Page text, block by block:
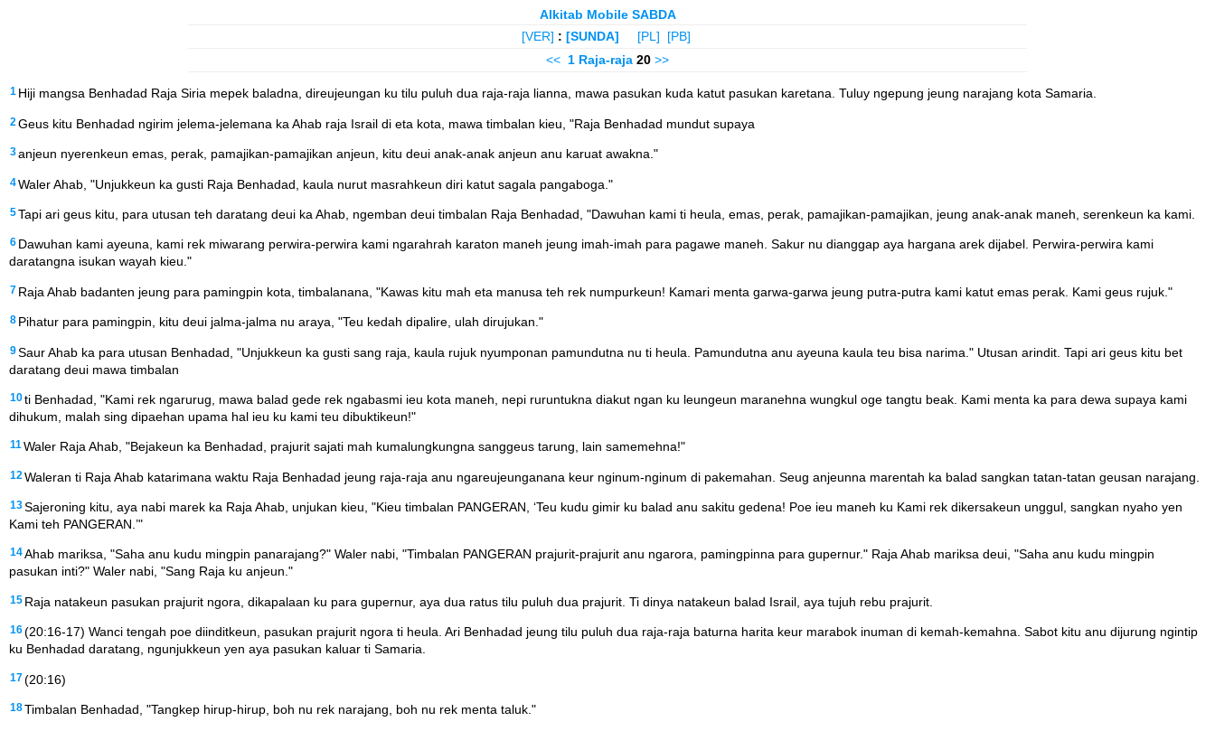
Alkitab Mobile SABDA
[VER] : [SUNDA] [PL]
[PB]
<< 1 Raja-raja 20 >>
1 Hiji mangsa Benhadad Raja Siria mepek baladna, direujeungan ku tilu puluh dua raja-raja lianna, mawa pasukan kuda katut pasukan karetana. Tuluy ngepung jeung narajang kota Samaria.
2 Geus kitu Benhadad ngirim jelema-jelemana ka Ahab raja Israil di eta kota, mawa timbalan kieu, "Raja Benhadad mundut supaya
3anjeun nyerenkeun emas, perak, pamajikan-pamajikan anjeun, kitu deui anak-anak anjeun anu karuat awakna."
4Waler Ahab, "Unjukkeun ka gusti Raja Benhadad, kaula nurut masrahkeun diri katut sagala pangaboga."
5Tapi ari geus kitu, para utusan teh daratang deui ka Ahab, ngemban deui timbalan Raja Benhadad, "Dawuhan kami ti heula, emas, perak, pamajikan-pamajikan, jeung anak-anak maneh, serenkeun ka kami.
6 Dawuhan kami ayeuna, kami rek miwarang perwira-perwira kami ngarahrah karaton maneh jeung imah-imah para pagawe maneh. Sakur nu dianggap aya hargana arek dijabel. Perwira-perwira kami
daratangna isukan wayah kieu."
7 Raja Ahab badanten jeung para pamingpin kota, timbalanana, "Kawas kitu mah eta manusa teh rek numpurkeun! Kamari menta garwa-garwa jeung putra-putra kami katut emas perak. Kami geus rujuk."
8 Pihatur para pamingpin, kitu deui jalma-jalma nu araya, "Teu kedah dipalire, ulah dirujukan."
9Saur Ahab ka para utusan Benhadad, "Unjukkeun ka gusti sang raja, kaula rujuk nyumponan pamundutna nu ti heula. Pamundutna anu ayeuna kaula teu bisa narima." Utusan arindit. Tapi ari geus kitu bet
daratang deui mawa timbalan
10ti Benhadad, "Kami rek ngarurug, mawa balad gede rek ngabasmi ieu kota maneh, nepi ruruntukna diakut ngan ku leungeun maranehna wungkul oge tangtu beak. Kami menta ka para dewa supaya kami
dihukum, malah sing dipaehan upama hal ieu ku kami teu dibuktikeun!"
11 Waler Raja Ahab, "Bejakeun ka Benhadad, prajurit sajati mah kumalungkungna sanggeus tarung, lain samemehna!"
12 Waleran ti Raja Ahab katarimana waktu Raja Benhadad jeung raja-raja anu ngareujeunganana keur nginum-nginum di pakemahan. Seug anjeunna marentah ka balad sangkan tatan-tatan geusan narajang.
13Sajeroning kitu, aya nabi marek ka Raja Ahab, unjukan kieu, "Kieu timbalan PANGERAN, ‘Teu kudu gimir ku balad anu sakitu gedena! Poe ieu maneh ku Kami rek dikersakeun unggul, sangkan nyaho yen
Kami teh PANGERAN.’"
14Ahab mariksa, "Saha anu kudu mingpin panarajang?" Waler nabi, "Timbalan PANGERAN prajurit-prajurit anu ngarora, pamingpinna para gupernur." Raja Ahab mariksa deui, "Saha anu kudu mingpin
pasukan inti?" Waler nabi, "Sang Raja ku anjeun."
15 Raja natakeun pasukan prajurit ngora, dikapalaan ku para gupernur, aya dua ratus tilu puluh dua prajurit. Ti dinya natakeun balad Israil, aya tujuh rebu prajurit.
16(20:16-17) Wanci tengah poe diinditkeun, pasukan prajurit ngora ti heula. Ari Benhadad jeung tilu puluh dua raja-raja baturna harita keur marabok inuman di kemah-kemahna. Sabot kitu anu dijurung ngintip
ku Benhadad daratang, ngunjukkeun yen aya pasukan kaluar ti Samaria.
17(20:16)
18Timbalan Benhadad, "Tangkep hirup-hirup, boh nu rek narajang, boh nu rek menta taluk."